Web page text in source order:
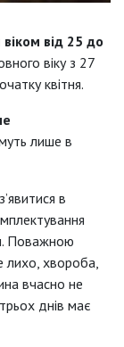
від 25 до
віку з 27
квітня.
лише в
в
Поважною
лихо, хвороба,
вчасно не
днів має